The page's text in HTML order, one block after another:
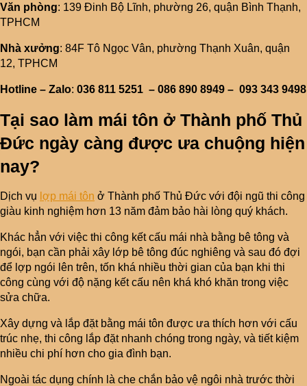
Văn phòng: 139 Đinh Bộ Lĩnh, phường 26, quận Bình Thạnh,
TPHCM
Nhà xưởng: 84F Tô Ngọc Vân, phường Thạnh Xuân, quận
12, TPHCM
Hotline – Zalo: 036 811 5251 – 086 890 8949 – 093 343 9498
Tại sao làm mái tôn ở Thành phố Thủ
Đức ngày càng được ưa chuộng hiện
nay?
Dịch vụ lợp mái tôn ở Thành phố Thủ Đức với đội ngũ thi công
giàu kinh nghiệm hơn 13 năm đảm bảo hài lòng quý khách.
Khác hẳn với việc thi công kết cấu mái nhà bằng bê tông và
ngói, bạn cần phải xây lớp bê tông đúc nghiêng và sau đó đợi
để lợp ngói lên trên, tốn khá nhiều thời gian của bạn khi thi
công cùng với độ nặng kết cấu nên khá khó khăn trong việc
sửa chữa.
Xây dựng và lắp đặt bằng mái tôn được ưa thích hơn với cấu
trúc nhẹ, thi công lắp đặt nhanh chóng trong ngày, và tiết kiệm
nhiều chi phí hơn cho gia đình bạn.
Ngoài tác dụng chính là che chắn bảo vệ ngôi nhà trước thời